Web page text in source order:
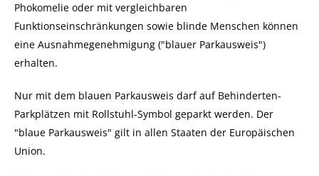
Phokomelie oder mit vergleichbaren
Funktionseinschränkungen sowie blinde Menschen können
eine Ausnahmegenehmigung ("blauer Parkausweis")
erhalten.
Nur mit dem blauen Parkausweis darf auf Behinderten-
Parkplätzen mit Rollstuhl-Symbol geparkt werden. Der
"blaue Parkausweis" gilt in allen Staaten der Europäischen
Union.